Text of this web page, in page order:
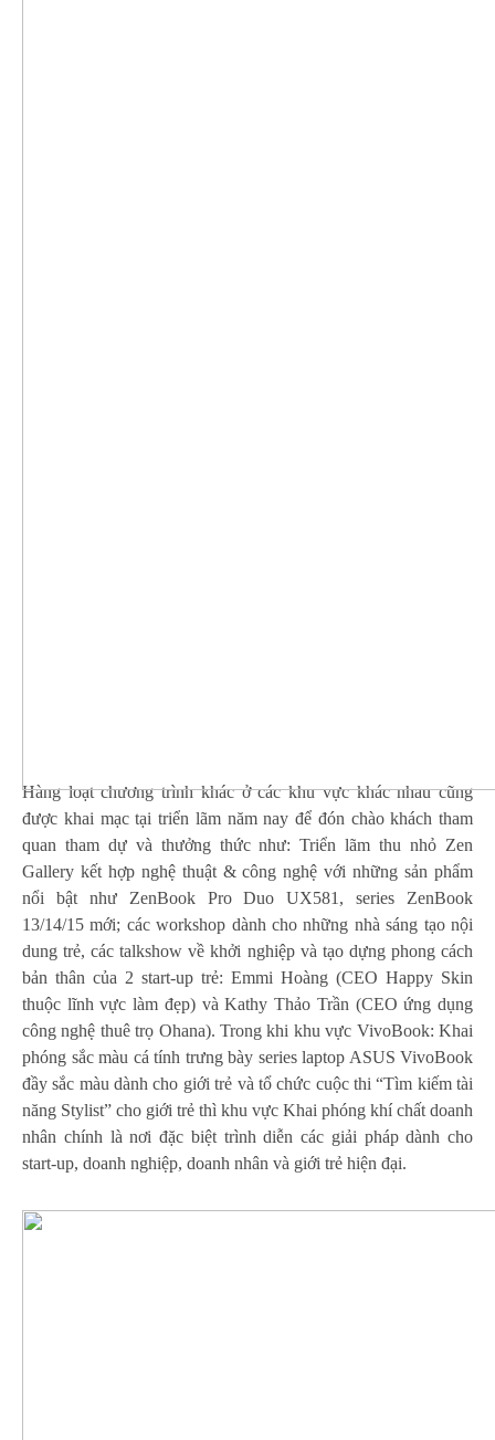
Hàng loạt chương trình khác ở các khu vực khác nhau cũng
được khai mạc tại triển lãm năm nay để đón chào khách tham
quan tham dự và thưởng thức như: Triển lãm thu nhỏ Zen
Gallery kết hợp nghệ thuật & công nghệ với những sản phẩm
nổi bật như ZenBook Pro Duo UX581, series ZenBook
13/14/15 mới; các workshop dành cho những nhà sáng tạo nội
dung trẻ, các talkshow về khởi nghiệp và tạo dựng phong cách
bản thân của 2 start-up trẻ: Emmi Hoàng (CEO Happy Skin
thuộc lĩnh vực làm đẹp) và Kathy Thảo Trần (CEO ứng dụng
công nghệ thuê trọ Ohana). Trong khi khu vực VivoBook: Khai
phóng sắc màu cá tính trưng bày series laptop ASUS VivoBook
đầy sắc màu dành cho giới trẻ và tổ chức cuộc thi “Tìm kiếm tài
năng Stylist” cho giới trẻ thì khu vực Khai phóng khí chất doanh
nhân chính là nơi đặc biệt trình diễn các giải pháp dành cho
start-up, doanh nghiệp, doanh nhân và giới trẻ hiện đại.